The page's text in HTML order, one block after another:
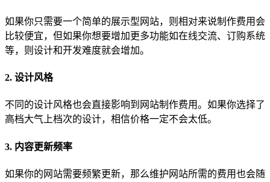
如果你只需要一个简单的展示型网站，则相对来说制作费用会
比较便宜，但如果你想要增加更多功能如在线交流、订购系统
等，则设计和开发难度就会增加。
2. 设计风格
不同的设计风格也会直接影响到网站制作费用。如果你选择了
高档大气上档次的设计，相信价格一定不会太低。
3. 内容更新频率
如果你的网站需要频繁更新，那么维护网站所需的费用也会随